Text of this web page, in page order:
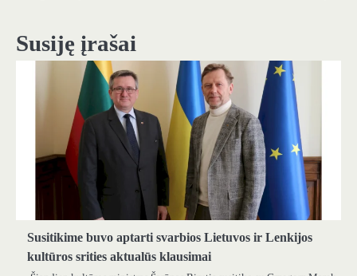
Susiję įrašai
Susitikime buvo aptarti svarbios Lietuvos ir Lenkijos
kultūros srities aktualūs klausimai